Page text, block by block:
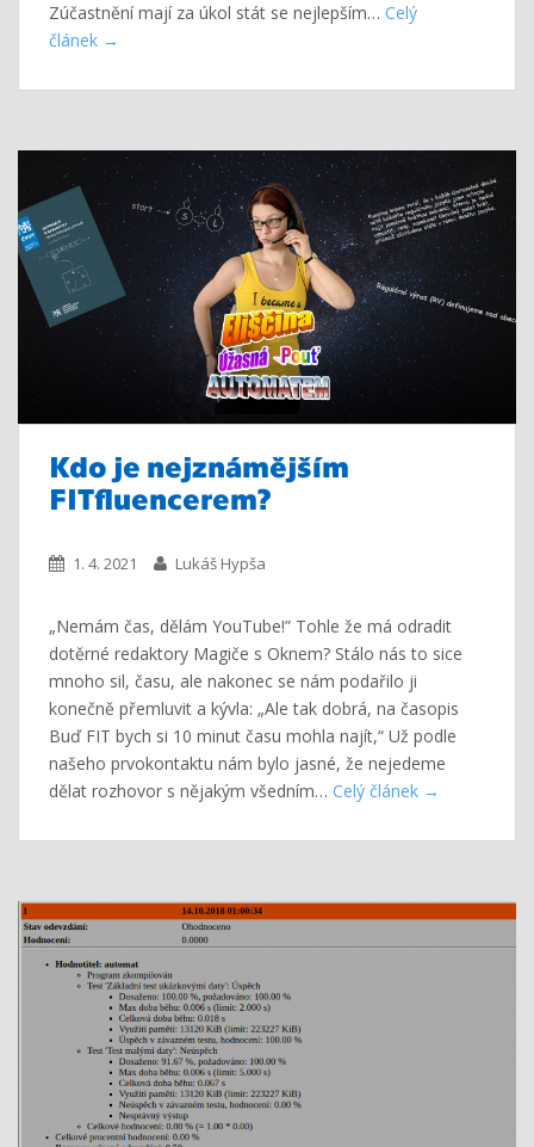
Zúčastnění mají za úkol stát se nejlepším… Celý
článek
Kdo je nejznámějším
FITfluencerem?
1. 4. 2021 Lukáš Hypša
„Nemám čas, dělám YouTube!” Tohle že má odradit
dotěrné redaktory Magiče s Oknem? Stálo nás to sice
mnoho sil, času, ale nakonec se nám podařilo ji
konečně přemluvit a kývla: „Ale tak dobrá, na časopis
Buď FIT bych si 10 minut času mohla najít,“ Už podle
našeho prvokontaktu nám bylo jasné, že nejedeme
dělat rozhovor s nějakým všedním… Celý článek